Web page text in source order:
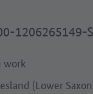
1206265149-S
work
(Lower